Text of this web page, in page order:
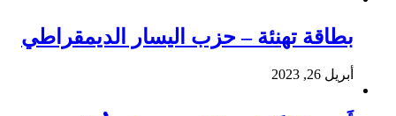
بطاقة تهنئة – حزب اليسار الديمقراطي
أبريل 26, 2023